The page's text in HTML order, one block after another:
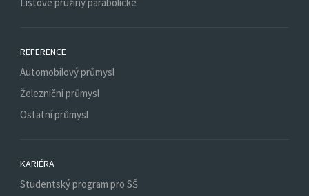
REFERENCE
Automobilový průmysl
Železniční průmysl
Ostatní průmysl
KARIÉRA
Studentský program pro SŠ